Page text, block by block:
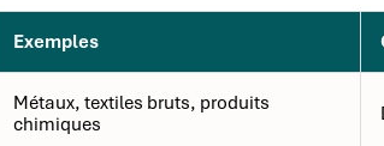
Exemples
Métaux, textiles bruts, produits
chimiques